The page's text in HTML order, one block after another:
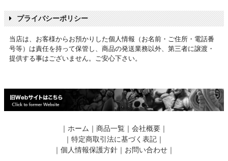
プライバシーポリシー
当店は、お客様からお預かりした個人情報（お名前・ご住所・電話番
号等）は責任を持って保管し、商品の発送業務以外、第三者に譲渡・
提供する事はございません。ご安心下さい。
｜ ホーム ｜ 商品一覧 ｜ 会社概要 ｜
｜ 特定商取引法に基づく表記 ｜
｜ 個人情報保護方針 ｜ お問い合わせ ｜